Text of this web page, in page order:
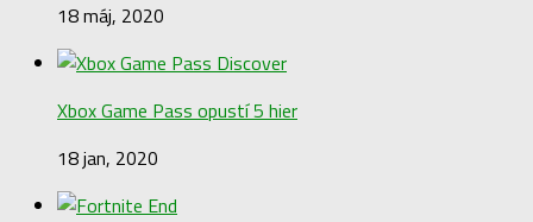
18 máj, 2020
Xbox Game Pass opustí 5 hier
18 jan, 2020